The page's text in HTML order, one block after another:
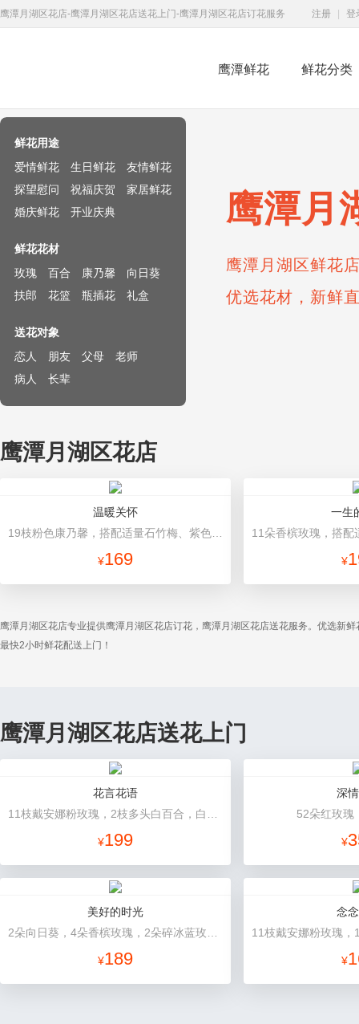
鹰潭月湖区花店-鹰潭月湖区花店送花上门-鹰潭月湖区花店订花服务 注册 登
鹰潭鲜花 鲜花分类
鹰潭月
鹰潭月湖区鲜花
优选花材，新鲜
鲜花用途
爱情鲜花
生日鲜花
友情鲜花
探望慰问
祝福庆贺
家居鲜花
婚庆鲜花
开业庆典
鲜花花材
玫瑰
百合 康乃馨
向日葵
扶郎
花篮 瓶插花 礼盒
送花对象
恋人
朋友 父母
老师
病人
长辈
鹰潭月湖区花店
温暖关怀
¥169
一生
¥
鹰潭月湖区花店专业提供鹰潭月湖区花店订花，鹰潭月湖区花店送花服务。优选新
最快2小时鲜花配送上门！
鹰潭月湖区花店送花上门
花言花语
¥199
深
52朵红玫瑰
¥
美好的时光
¥189
念
¥